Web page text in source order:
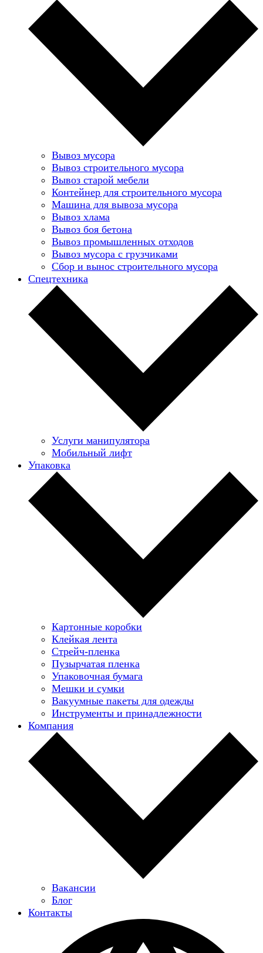
Вывоз мусора
Вывоз строительного мусора
Вывоз старой мебели
Контейнер для строительного мусора
Машина для вывоза мусора
Вывоз хлама
Вывоз боя бетона
Вывоз промышленных отходов
Вывоз мусора с грузчиками
Сбор и вынос строительного мусора
Спецтехника
Услуги манипулятора
Мобильный лифт
Упаковка
Картонные коробки
Клейкая лента
Стрейч-пленка
Пузырчатая пленка
Упаковочная бумага
Мешки и сумки
Вакуумные пакеты для одежды
Инструменты и принадлежности
Компания
Вакансии
Блог
Контакты